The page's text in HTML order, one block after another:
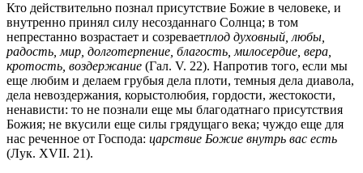
Кто действительно познал присутствие Божие в человеке, и
внутренно принял силу несозданнаго Солнца; в том
непрестанно возрастает и созреваетплод духовный, любы,
радость, миp, долготерпение, благость, милосердиe, вера,
кротость, воздержание (Гал. V. 22). Напротив того, если мы
еще любим и делаем грубыя дела плоти, темныя дела диавола,
дела невоздержания, корыстолюбия, гордости, жестокости,
ненависти: то не познали еще мы благодатнаго присутствия
Божия; не вкусили еще силы грядущаго века; чуждо еще для
нас реченное от Господа: царствие Божие внутрь вас есть
(Лук. XVII. 21).